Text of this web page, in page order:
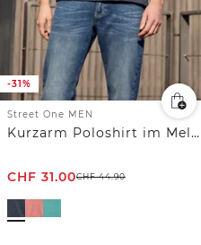
-31%
Street One MEN
Kurzarm Poloshirt im Melange-Look
CHF 31.00CHF44.90